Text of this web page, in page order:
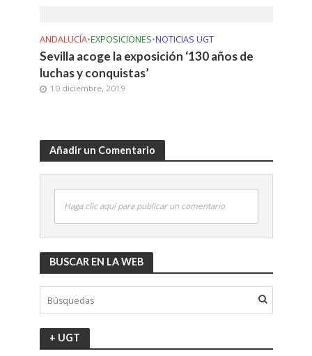
ANDALUCÍA•EXPOSICIONES•NOTICIAS UGT
Sevilla acoge la exposición ‘130 años de
luchas y conquistas’
10 diciembre, 2019
Añadir un Comentario
Haga clic aquí para publicar un comentario
BUSCAR EN LA WEB
+ UGT